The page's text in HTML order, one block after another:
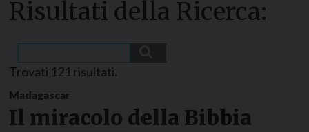
Dove siamo
Notizie
Risorse
Media
Trovati 121 risultati.
Madagascar
Il miracolo della Bibbia